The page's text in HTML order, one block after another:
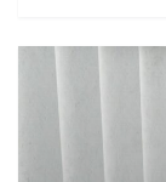
Vedi dettagli